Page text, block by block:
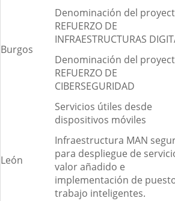
Burgos
Denominación del
REFUERZO DE
INFRAESTRUCTURAS
Denominación del
REFUERZO DE
CIBERSEGURIDAD
León
Servicios útiles desde
dispositivos móviles
Infraestructura MAN
para despliegue de
valor añadido e
implementación de
trabajo inteligentes.